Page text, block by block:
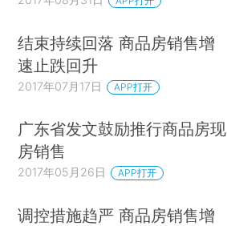
结束持续回落 商品房销售增
速止跌回升
2017年07月17日 APP打开
广东省发文鼓励推行商品房现
房销售
2017年05月26日 APP打开
调控措施趋严 商品房销售增